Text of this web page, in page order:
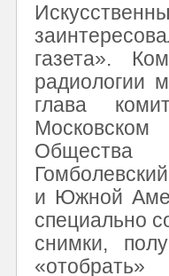
газета».
радиологии
глава
Общества
и Южной
специально
снимки,